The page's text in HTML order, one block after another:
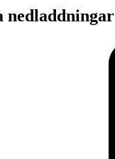
nedladdningar